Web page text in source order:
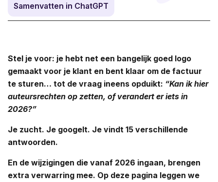
Samenvatten in ChatGPT
Stel je voor: je hebt net een bangelijk goed logo
gemaakt voor je klant en bent klaar om de factuur
te sturen… tot de vraag ineens opduikt: “Kan ik hier
auteursrechten op zetten, of verandert er iets in
2026?”
Je zucht. Je googelt. Je vindt 15 verschillende
antwoorden.
En de wijzigingen die vanaf 2026 ingaan, brengen
extra verwarring mee. Op deze pagina leggen we